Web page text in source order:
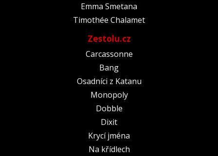
Emma Smetana
Timothée Chalamet
Zestolu.cz
Carcassonne
Bang
Osadníci z Katanu
Monopoly
Dobble
Dixit
Krycí jména
Na křídlech